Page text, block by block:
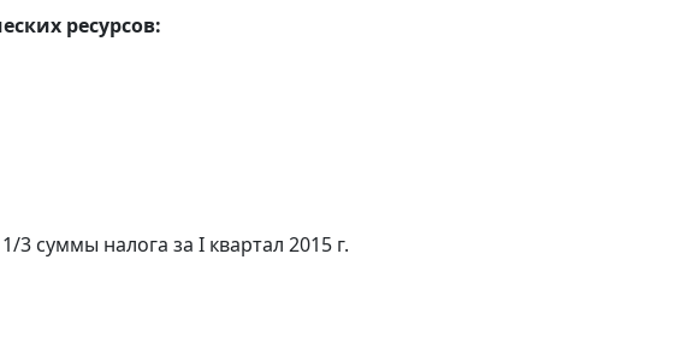
ресурсов:
1/3 суммы налога за I квартал 2015 г.